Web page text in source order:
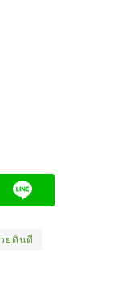
ยดินดี